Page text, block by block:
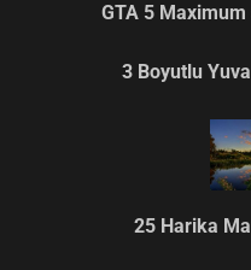
GTA 5
3 Boyutlu
25 Harika